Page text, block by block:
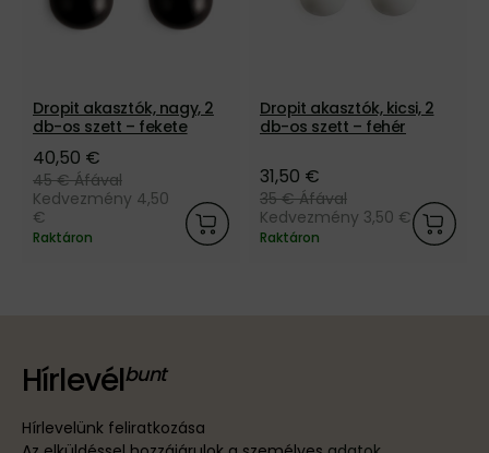
Dropit akasztók, nagy, 2
db-os szett – fekete
40,50 €
45 €Áfával
Kedvezmény 4,50
€
Raktáron
Dropit akasztók, kicsi, 2
db-os szett – fehér
31,50 €
35 €Áfával
Kedvezmény 3,50 €
Raktáron
Hírlevél
Hírlevelünk feliratkozása